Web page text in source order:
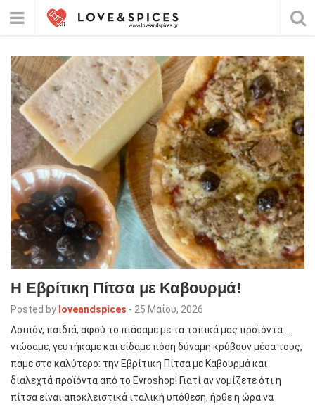
Η Εβρίτικη Πίτσα με Καβουρμά!
Posted by loveandspices - 25 Μαΐου, 2026
Λοιπόν, παιδιά, αφού το πιάσαμε με τα τοπικά μας προϊόντα …
νιώσαμε, γευτήκαμε και είδαμε πόση δύναμη κρύβουν μέσα τους,
πάμε στο καλύτερο: την Εβρίτικη Πίτσα με Καβουρμά και
διαλεχτά προϊόντα από το Evroshop! Γιατί αν νομίζετε ότι η
πίτσα είναι αποκλειστικά ιταλική υπόθεση, ήρθε η ώρα να